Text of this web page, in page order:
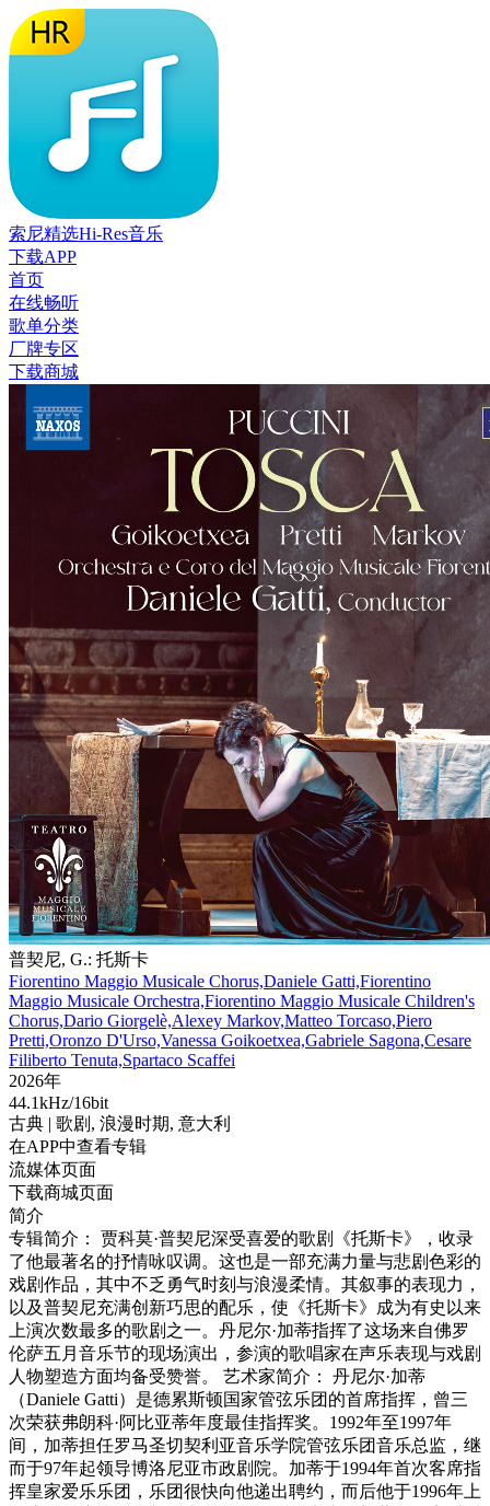
索尼精选Hi-Res音乐
下载APP
首页
在线畅听
歌单分类
厂牌专区
下载商城
普契尼, G.: 托斯卡
Fiorentino Maggio Musicale Chorus,Daniele Gatti,Fiorentino
Maggio Musicale Orchestra,Fiorentino Maggio Musicale Children's
Chorus,Dario Giorgelè,Alexey Markov,Matteo Torcaso,Piero
Pretti,Oronzo D'Urso,Vanessa Goikoetxea,Gabriele Sagona,Cesare
Filiberto Tenuta,Spartaco Scaffei
2026年
44.1kHz/16bit
古典 | 歌剧, 浪漫时期, 意大利
在APP中查看专辑
流媒体页面
下载商城页面
简介
专辑简介： 贾科莫·普契尼深受喜爱的歌剧《托斯卡》，收录
了他最著名的抒情咏叹调。这也是一部充满力量与悲剧色彩的
戏剧作品，其中不乏勇气时刻与浪漫柔情。其叙事的表现力，
以及普契尼充满创新巧思的配乐，使《托斯卡》成为有史以来
上演次数最多的歌剧之一。丹尼尔·加蒂指挥了这场来自佛罗
伦萨五月音乐节的现场演出，参演的歌唱家在声乐表现与戏剧
人物塑造方面均备受赞誉。 艺术家简介： 丹尼尔·加蒂
（Daniele Gatti）是德累斯顿国家管弦乐团的首席指挥，曾三
次荣获弗朗科·阿比亚蒂年度最佳指挥奖。1992年至1997年
间，加蒂担任罗马圣切契利亚音乐学院管弦乐团音乐总监，继
而于97年起领导博洛尼亚市政剧院。加蒂于1994年首次客席指
挥皇家爱乐乐团，乐团很快向他递出聘约，而后他于1996年上